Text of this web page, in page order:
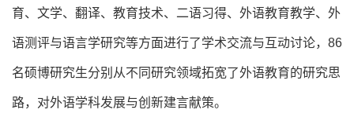
育、文学、翻译、教育技术、二语习得、外语教育教学、外
语测评与语言学研究等方面进行了学术交流与互动讨论，86
名硕博研究生分别从不同研究领域拓宽了外语教育的研究思
路，对外语学科发展与创新建言献策。